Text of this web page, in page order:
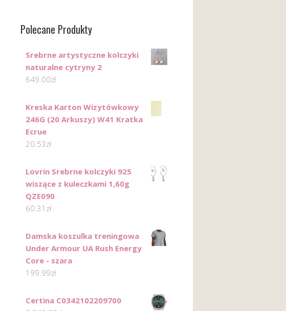
Polecane Produkty
Srebrne artystyczne kolczyki
naturalne cytryny 2
649.00zł
Kreska Karton Wizytówkowy
246G (20 Arkuszy) W41 Kratka
Ecrue
20.53zł
Lovrin Srebrne kolczyki 925
wiszące z kuleczkami 1,60g
QZE090
60.31 zł
Damska koszulka treningowa
Under Armour UA Rush Energy
Core - szara
199.99zł
Certina C0342102209700